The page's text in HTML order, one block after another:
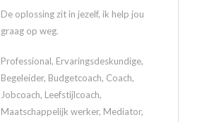
De oplossing zit in jezelf, ik help jou
graag op weg.
Professional, Ervaringsdeskundige,
Begeleider, Budgetcoach, Coach,
Jobcoach, Leefstijlcoach,
Maatschappelijk werker, Mediator,